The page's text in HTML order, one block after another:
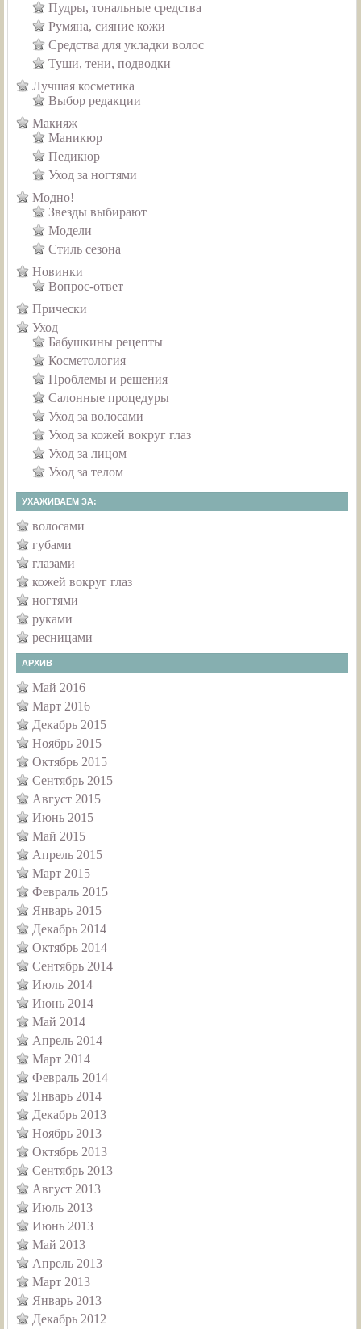
Пудры, тональные средства
Румяна, сияние кожи
Средства для укладки волос
Туши, тени, подводки
Лучшая косметика
Выбор редакции
Макияж
Маникюр
Педикюр
Уход за ногтями
Модно!
Звезды выбирают
Модели
Стиль сезона
Новинки
Вопрос-ответ
Прически
Уход
Бабушкины рецепты
Косметология
Проблемы и решения
Салонные процедуры
Уход за волосами
Уход за кожей вокруг глаз
Уход за лицом
Уход за телом
УХАЖИВАЕМ ЗА:
волосами
губами
глазами
кожей вокруг глаз
ногтями
руками
ресницами
АРХИВ
Май 2016
Март 2016
Декабрь 2015
Ноябрь 2015
Октябрь 2015
Сентябрь 2015
Август 2015
Июнь 2015
Май 2015
Апрель 2015
Март 2015
Февраль 2015
Январь 2015
Декабрь 2014
Октябрь 2014
Сентябрь 2014
Июль 2014
Июнь 2014
Май 2014
Апрель 2014
Март 2014
Февраль 2014
Январь 2014
Декабрь 2013
Ноябрь 2013
Октябрь 2013
Сентябрь 2013
Август 2013
Июль 2013
Июнь 2013
Май 2013
Апрель 2013
Март 2013
Январь 2013
Декабрь 2012